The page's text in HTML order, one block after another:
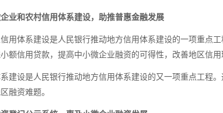
业和农村信用体系建设，助推普惠金融发展
用体系建设是人民银行推动地方信用体系建设的一项重点
额信用贷款，提高中小微企业融资的可得性，改善地区信用
建设是人民银行推动地方信用体系建设的又一项重点工程
融资难题。